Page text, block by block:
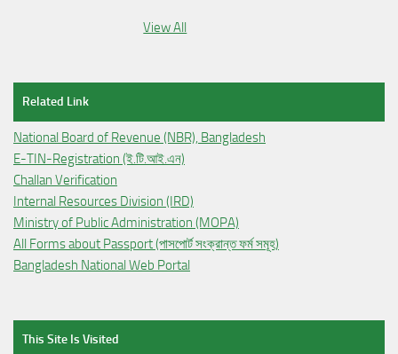
View All
Related Link
National Board of Revenue (NBR), Bangladesh
E-TIN-Registration (ই.টি.আই.এন)
Challan Verification
Internal Resources Division (IRD)
Ministry of Public Administration (MOPA)
All Forms about Passport (পাসপোর্ট সংক্রান্ত ফর্ম সমূহ)
Bangladesh National Web Portal
This Site Is Visited